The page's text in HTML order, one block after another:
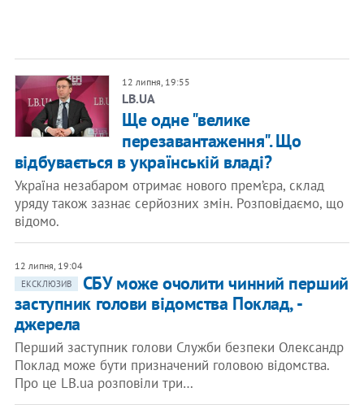
12 липня, 19:55
LB.UA
Ще одне "велике
перезавантаження". Що
відбувається в українській владі?
Україна незабаром отримає нового прем’єра, склад
уряду також зазнає серйозних змін. Розповідаємо, що
відомо.
12 липня, 19:04
ЕКСКЛЮЗИВ
СБУ може очолити чинний перший
заступник голови відомства Поклад, -
джерела
Перший заступник голови Служби безпеки Олександр
Поклад може бути призначений головою відомства.
Про це LB.ua розповіли три…